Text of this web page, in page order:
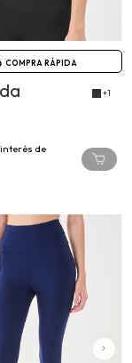
COMPRA RÁPIDA
de